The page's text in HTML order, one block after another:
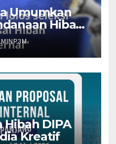
Umumkan
Hibah
dan
2026
DIPA
Kreatif